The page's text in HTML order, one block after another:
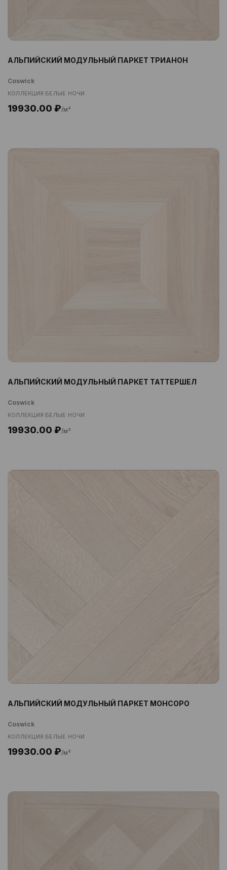
АЛЬПИЙСКИЙ МОДУЛЬНЫЙ ПАРКЕТ ТРИАНОН
Coswick
КОЛЛЕКЦИЯ БЕЛЫЕ НОЧИ
19930.00 ₽/м²
АЛЬПИЙСКИЙ МОДУЛЬНЫЙ ПАРКЕТ ТАТТЕРШЕЛ
Coswick
КОЛЛЕКЦИЯ БЕЛЫЕ НОЧИ
19930.00 ₽/м²
АЛЬПИЙСКИЙ МОДУЛЬНЫЙ ПАРКЕТ МОНСОРО
Coswick
КОЛЛЕКЦИЯ БЕЛЫЕ НОЧИ
19930.00 ₽/м²